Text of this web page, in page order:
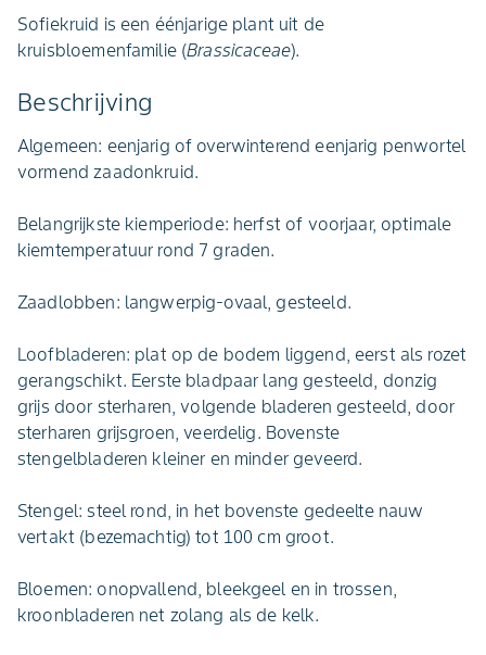
Sofiekruid is een éénjarige plant uit de
kruisbloemenfamilie (Brassicaceae).
Beschrijving
Algemeen: eenjarig of overwinterend eenjarig penwortel
vormend zaadonkruid.
Belangrijkste kiemperiode: herfst of voorjaar, optimale
kiemtemperatuur rond 7 graden.
Zaadlobben: langwerpig-ovaal, gesteeld.
Loofbladeren: plat op de bodem liggend, eerst als rozet
gerangschikt. Eerste bladpaar lang gesteeld, donzig
grijs door sterharen, volgende bladeren gesteeld, door
sterharen grijsgroen, veerdelig. Bovenste
stengelbladeren kleiner en minder geveerd.
Stengel: steel rond, in het bovenste gedeelte nauw
vertakt (bezemachtig) tot 100 cm groot.
Bloemen: onopvallend, bleekgeel en in trossen,
kroonbladeren net zolang als de kelk.